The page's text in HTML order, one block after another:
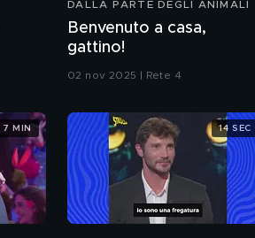
DALLA PARTE DEGLI ANIMALI
Benvenuto a casa,
gattino!
02 nov 2025 | Rete 4
7 MIN 14 SEC